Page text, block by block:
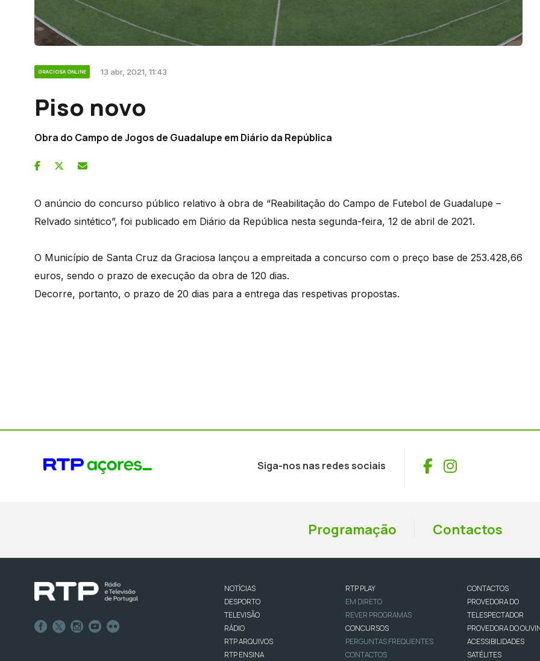
GRACIOSA ONLINE 13 abr, 2021, 11:43
Piso novo
Obra do Campo de Jogos de Guadalupe em Diário da República
O anúncio do concurso público relativo à obra de “Reabilitação do Campo de Futebol de Guadalupe –
Relvado sintético”, foi publicado em Diário da República nesta segunda-feira, 12 de abril de 2021.
O Município de Santa Cruz da Graciosa lançou a empreitada a concurso com o preço base de 253.428,66
euros, sendo o prazo de execução da obra de 120 dias.
Decorre, portanto, o prazo de 20 dias para a entrega das respetivas propostas.
Siga-nos nas redes sociais Facebook
Instagram
Programação Contactos
NOTÍCIAS
DESPORTO
TELEVISÃO
RÁDIO
RTP ARQUIVOS
RTP ENSINA
RTP PLAY
EM DIRETO
REVER PROGRAMAS
CONCURSOS
PERGUNTAS FREQUENTES
CONTACTOS
CONTACTOS
PROVEDORA DO
TELESPECTADOR
PROVEDORA DO
ACESSIBILIDADES
SATÉLITES